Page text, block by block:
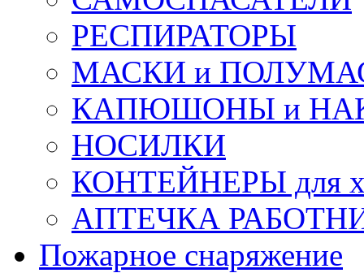
РЕСПИРАТОРЫ
МАСКИ и
КАПЮШОНЫ и
НОСИЛКИ
КОНТЕЙНЕРЫ для
АПТЕЧКА
Пожарное снаряжение